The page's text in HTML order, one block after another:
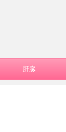
肝臓